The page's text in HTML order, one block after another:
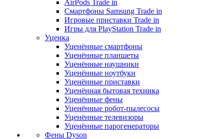
AirPods Trade in
Смартфоны Samsung Trade in
Игровые приставки Trade in
Игры для PlayStation Trade in
Уценка
Уценённые смартфоны
Уценённые планшеты
Уценённые наушники
Уценённые ноутбуки
Уценённые приставки
Уценённая бытовая техника
Уценённые фены
Уценённые робот-пылесосы
Уценённые телевизоры
Уценённые парогенераторы
Фены Dyson